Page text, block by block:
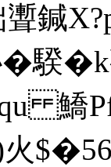
鍼
騤
鱎
)火